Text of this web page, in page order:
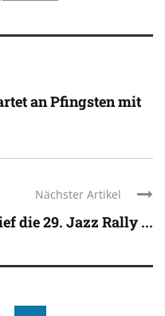
an Pfingsten mit
Nächster Artikel
die 29. Jazz Rally ...